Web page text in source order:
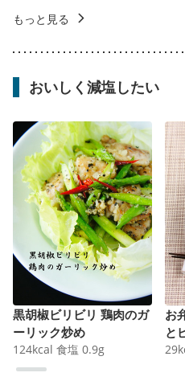
もっと見る
おいしく減塩したい
黒胡椒ビリビリ 鶏肉のガ
ーリック炒め
124kcal 食塩 0.9g
お
と
29